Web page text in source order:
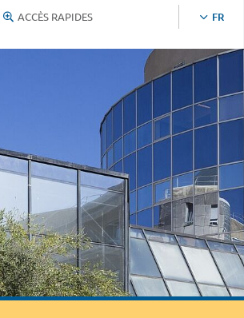
ACCÈS RAPIDES FR